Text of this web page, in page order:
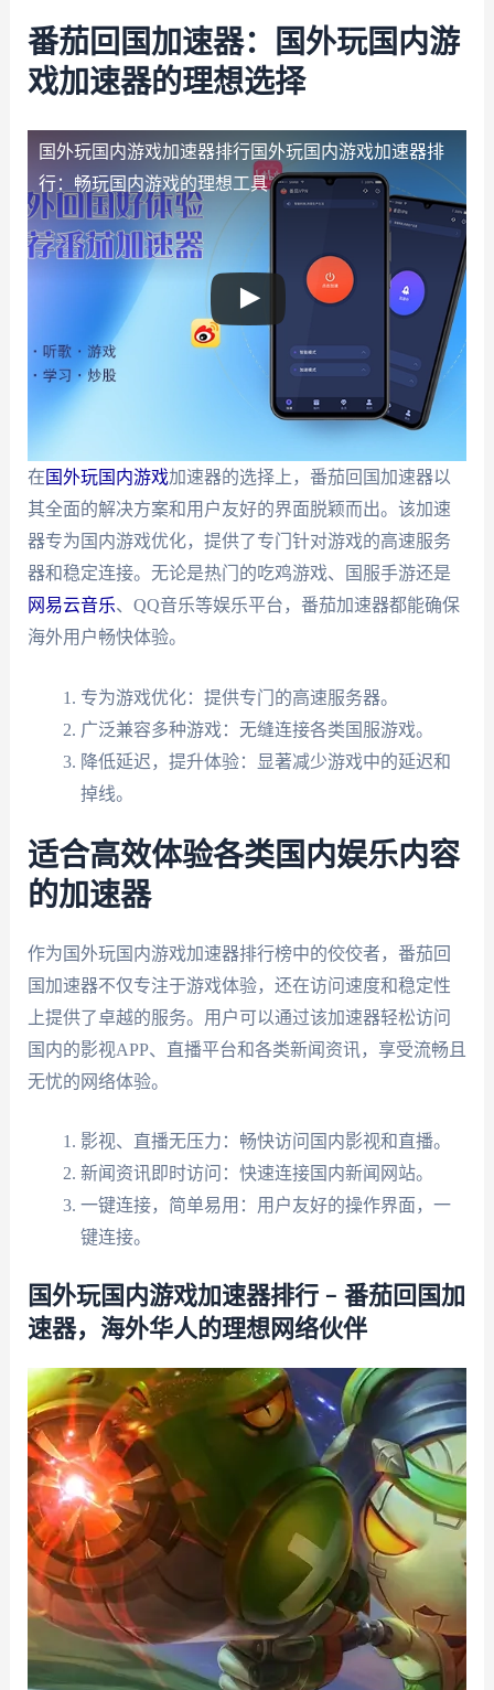
番茄回国加速器：国外玩国内游
戏加速器的理想选择
国外玩国内游戏加速器排行国外玩国内游戏加速器排
行：畅玩国内游戏的理想工具
在 国外玩国内游戏加速器的选择上，番茄回国加速器以
其全面的解决方案和用户友好的界面脱颖而出。该加速
器专为国内游戏优化，提供了专门针对游戏的高速服务
器和稳定连接。无论是热门的吃鸡游戏、国服手游还是
网易云音乐、QQ音乐等娱乐平台，番茄加速器都能确保
海外用户畅快体验。
专为游戏优化：提供专门的高速服务器。
广泛兼容多种游戏：无缝连接各类国服游戏。
降低延迟，提升体验：显著减少游戏中的延迟和
掉线。
适合高效体验各类国内娱乐内容
的加速器
作为国外玩国内游戏加速器排行榜中的佼佼者，番茄回
国加速器不仅专注于游戏体验，还在访问速度和稳定性
上提供了卓越的服务。用户可以通过该加速器轻松访问
国内的影视APP、直播平台和各类新闻资讯，享受流畅且
无忧的网络体验。
影视、直播无压力：畅快访问国内影视和直播。
新闻资讯即时访问：快速连接国内新闻网站。
一键连接，简单易用：用户友好的操作界面，一
键连接。
国外玩国内游戏加速器排行 – 番茄回国加
速器，海外华人的理想网络伙伴